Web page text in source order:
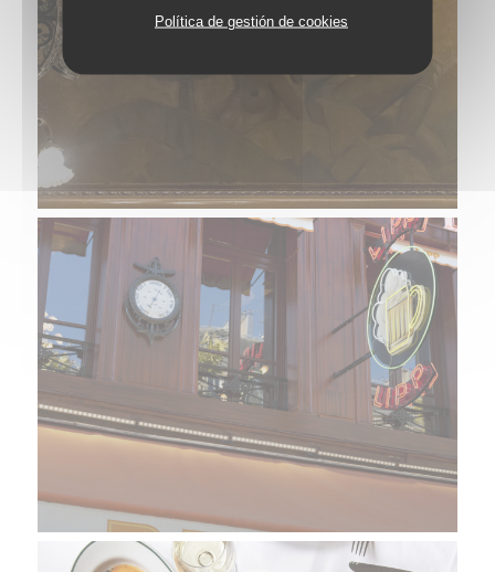
Política de gestión de cookies